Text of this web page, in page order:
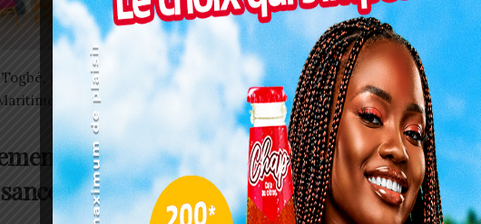
que les autorités administratives, cette
session a également été marquée par les
propositions formulées par le maire adjoint
en faveur d’un renforcement de la coopération intercommunale
durable : bilan des avancées et
des partenaires du projet GEDEC